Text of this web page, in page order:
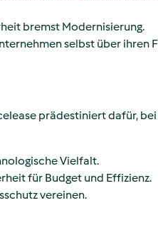
bremst Modernisierung.
selbst über ihren
prädestiniert dafür,
Vielfalt.
für Budget und Effizienz.
vereinen.